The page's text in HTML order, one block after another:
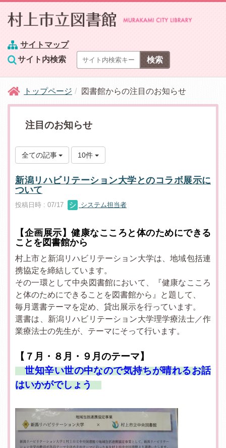
サイトマップ
サイト内検索
トップページ 図書館からの注目のお知らせ
注目のお知らせ
全ての記事 10件
新潟リハビリテーション大学とのコラボ展示に
ついて
投稿日時 : 07/17 システム担当者
【企画展示】健康なこころと体のためにできる
ことを図書館から
村上市と新潟リハビリテーション大学は、地域包括連
携協定を締結しています。
その一環として中央図書館において、『健康なこころ
と体のためにできることを図書館から』と題して、
毎月選書テーマを定め、貸出展示を行っています。
選書は、新潟リハビリテーション大学理学療法士／作
業療法士の先生が、テーマにそって行います。
【７ 月・８月・９月のテーマ】
世知辛い世の中なので気持ちが晴れるお話
はいかがでしょう